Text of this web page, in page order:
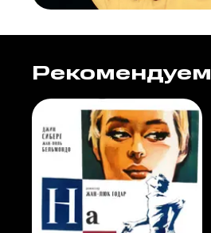
Рекомендуем